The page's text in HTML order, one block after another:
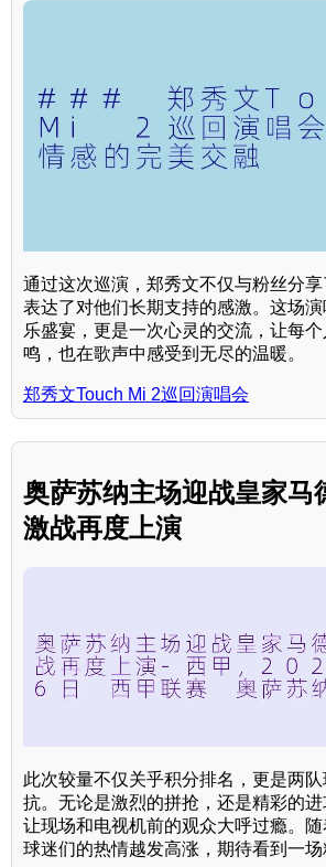
通过这次巡演，郑秀文不仅与粉丝分
表达了对他们长期支持的感激。这场
乐盛宴，更是一次心灵的交流，让每
鸣，也在歌声中感受到无尽的温暖。
郑秀文Touch Mi 2巡回演唱会
奥萨苏纳主场迎战皇家马
激战再度上演
此次较量不仅关乎积分排名，更是两
抗。无论是激烈的拼抢，还是精彩的
让现场和电视机前的观众大呼过瘾。随
球迷们的热情越发高涨，期待看到一场